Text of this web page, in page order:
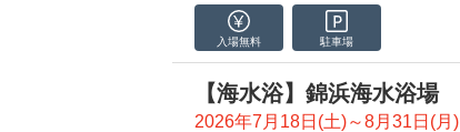
入場無料 駐車場
【海水浴】錦浜海水浴場
2026年7月18日(土)～8月31日(月)